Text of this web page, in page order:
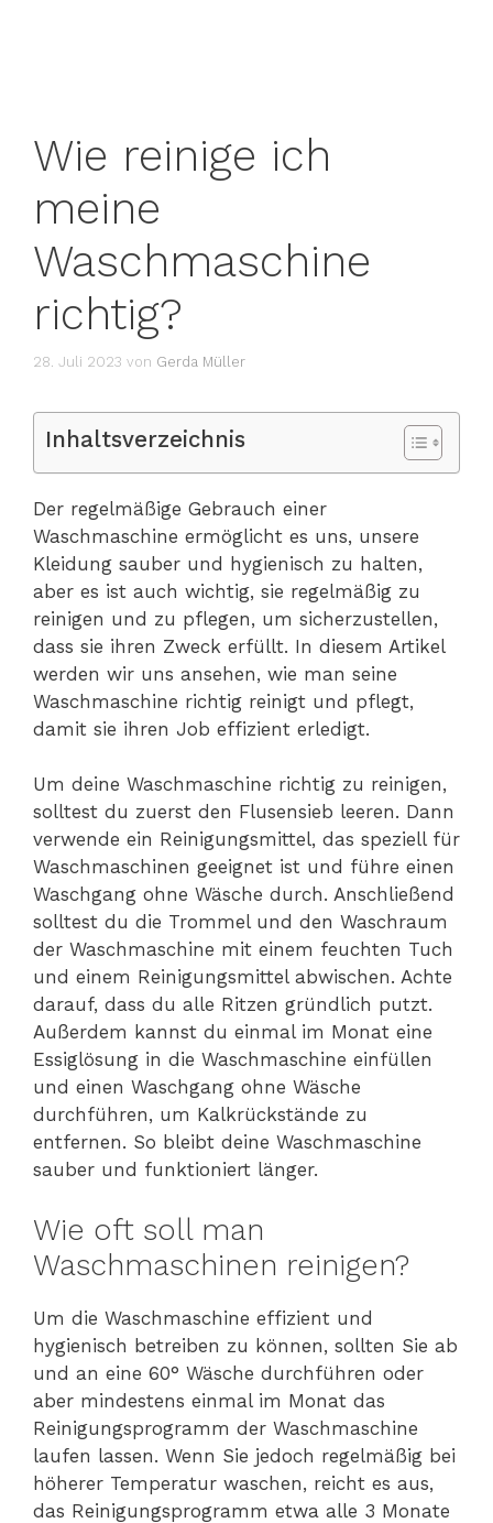
Wie reinige ich
meine
Waschmaschine
richtig?
28. Juli 2023 von Gerda Müller
Inhaltsverzeichnis
Der regelmäßige Gebrauch einer
Waschmaschine ermöglicht es uns, unsere
Kleidung sauber und hygienisch zu halten,
aber es ist auch wichtig, sie regelmäßig zu
reinigen und zu pflegen, um sicherzustellen,
dass sie ihren Zweck erfüllt. In diesem Artikel
werden wir uns ansehen, wie man seine
Waschmaschine richtig reinigt und pflegt,
damit sie ihren Job effizient erledigt.
Um deine Waschmaschine richtig zu reinigen,
solltest du zuerst den Flusensieb leeren. Dann
verwende ein Reinigungsmittel, das speziell für
Waschmaschinen geeignet ist und führe einen
Waschgang ohne Wäsche durch. Anschließend
solltest du die Trommel und den Waschraum
der Waschmaschine mit einem feuchten Tuch
und einem Reinigungsmittel abwischen. Achte
darauf, dass du alle Ritzen gründlich putzt.
Außerdem kannst du einmal im Monat eine
Essiglösung in die Waschmaschine einfüllen
und einen Waschgang ohne Wäsche
durchführen, um Kalkrückstände zu
entfernen. So bleibt deine Waschmaschine
sauber und funktioniert länger.
Wie oft soll man
Waschmaschinen reinigen?
Um die Waschmaschine effizient und
hygienisch betreiben zu können, sollten Sie ab
und an eine 60° Wäsche durchführen oder
aber mindestens einmal im Monat das
Reinigungsprogramm der Waschmaschine
laufen lassen. Wenn Sie jedoch regelmäßig bei
höherer Temperatur waschen, reicht es aus,
das Reinigungsprogramm etwa alle 3 Monate